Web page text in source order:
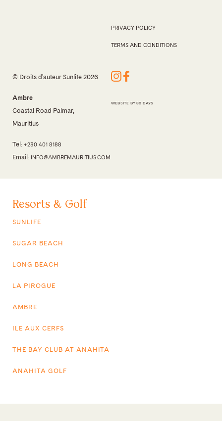
PRIVACY POLICY
TERMS AND CONDITIONS
© Droits d'auteur Sunlife 2026
Ambre
Coastal Road Palmar,
Mauritius
Tel: +230 401 8188
Email: INFO@AMBREMAURITIUS.COM
WEBSITE BY 80 DAYS
Resorts & Golf
SUNLIFE
SUGAR BEACH
LONG BEACH
LA PIROGUE
AMBRE
ILE AUX CERFS
THE BAY CLUB AT ANAHITA
ANAHITA GOLF